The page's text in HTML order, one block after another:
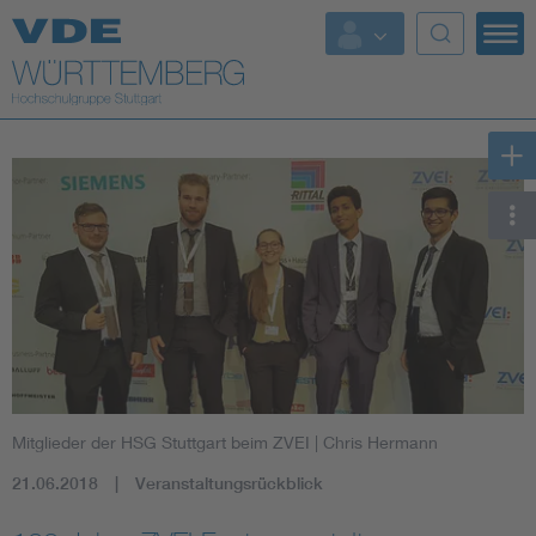
Top Themen
Fokusthemen
Energy
AI & Digital Trust
Health
Mobility
Mitglieder der HSG Stuttgart beim ZVEI | Chris Hermann
21.06.2018 Veranstaltungsrückblick